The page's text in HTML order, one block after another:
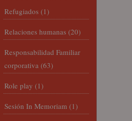
Refugiados (1)
Relaciones humanas (20)
Responsabilidad Familiar
corporativa (63)
Role play (1)
Sesión In Memoriam (1)